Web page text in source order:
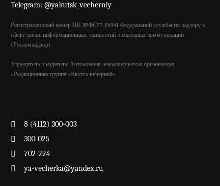
Telegram: @yakutsk_vecherniy
Регистрационный номер ПИ №ФС77-54941 Федеральной службы по надзору в
сфере связи, информационных технологий и массовых коммуникаций
(Роскомнадзор)
Учредитель и издатель: Автономная некоммерческая организация
«Редакционная группа «Якутск вечерний»
8 (4112) 300-003
300-025
702-224
ya-vecherka@yandex.ru